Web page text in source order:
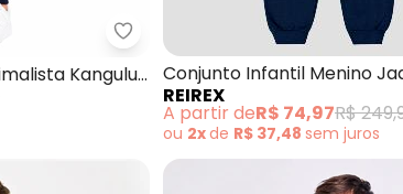
em Algodão (Azul)Rosa Azul - Conjunto Menino
Kangulu
Conjunto Infantil Menino
Retilínea e Calça (Azul)
REIREX
A partir deR$ 74,97R$
ou 2xde R$ 37,48 sem juros